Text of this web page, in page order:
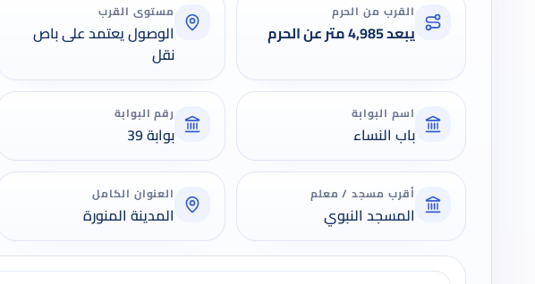
القرب من الحرم
يبعد 4,985 متر عن الحرم
مستوى القرب
الوصول يعتمد على باص
نقل
اسم البوابة
باب النساء
رقم البوابة
بوابة 39
أقرب مسجد / معلم
المسجد النبوي
العنوان الكامل
المدينة المنورة